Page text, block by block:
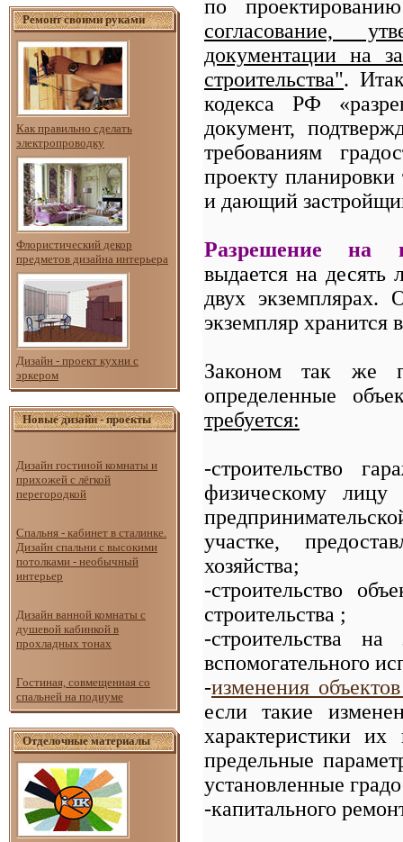
Ремонт своими руками
Как правильно сделать
электропроводку
Флористический декор
предметов дизайна интерьера
Дизайн - проект кухни с
эркером
Новые дизайн - проекты
Дизайн гостиной комнаты и
прихожей с лёгкой
перегородкой
Спальня - кабинет в сталинке.
Дизайн спальни с высокими
потолками - необычный
интерьер
Дизайн ванной комнаты с
душевой кабинкой в
прохладных тонах
Гостиная, совмещенная со
спальней на подиуме
Отделочные материалы
по
согласование,
документации на
строительства".
кодекса РФ
документ,
требованиям
проекту
и дающий
Разрешение на
выдается на десять
двух экземплярах.
экземпляр хранится
Законом так же
определенные
требуется:
-строительство
физическому
участке,
хозяйства;
-строительство
строительства ;
-строительства
вспомогательного
-изменения
если такие
характеристики
предельные
установленные
-капитального